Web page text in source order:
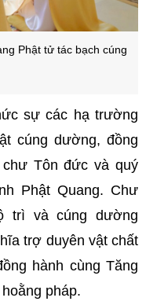
Phật tử tác bạch cúng
sự các hạ trường
cúng dường, đồng
Tôn đức và quý
Phật Quang. Chư
trì và cúng dường
trợ duyên vật chất
hành cùng Tăng
pháp.